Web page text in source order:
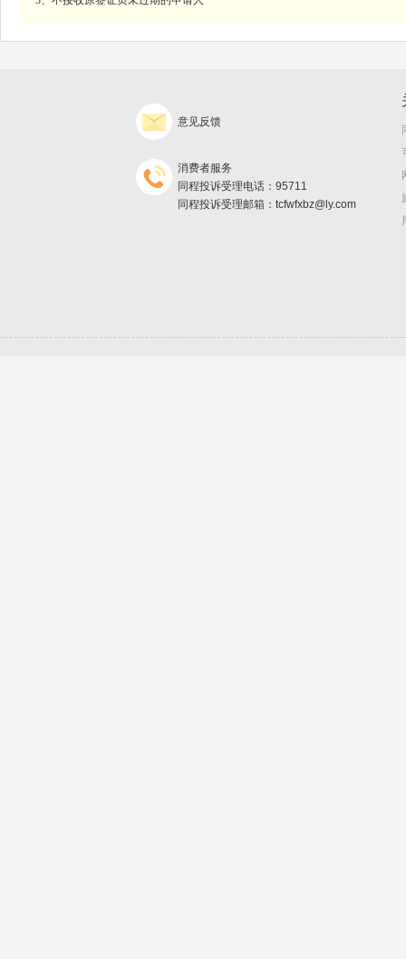
意见反馈
消费者服务
同程投诉受理电话：95711
同程投诉受理邮箱：tcfwfxbz@ly.com